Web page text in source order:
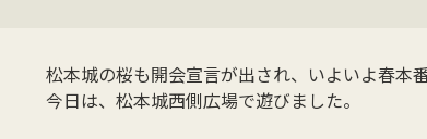
松本城の桜も開会宣言が出され、いよいよ春本番
今日は、松本城西側広場で遊びました。